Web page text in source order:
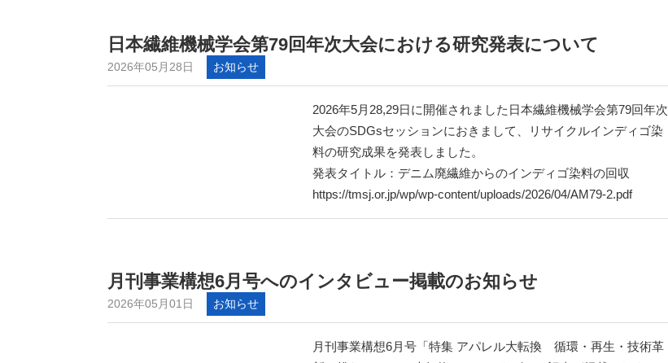
日本繊維機械学会第79回年次大会における研究発表について
2026年05月28日 お知らせ
2026年5月28,29日に開催されました日本繊維機械学会第79回年次
大会のSDGsセッションにおきまして、リサイクルインディゴ染
料の研究成果を発表しました。
発表タイトル：デニム廃繊維からのインディゴ染料の回収
https://tmsj.or.jp/wp/wp-content/uploads/2026/04/AM79-2.pdf
月刊事業構想6月号へのインタビュー掲載のお知らせ
2026年05月01日 お知らせ
月刊事業構想6月号「特集 アパレル大転換 循環・再生・技術革